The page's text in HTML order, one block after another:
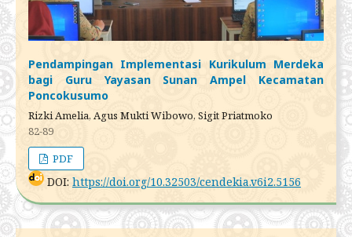
Pendampingan Implementasi Kurikulum Merdeka
bagi Guru Yayasan Sunan Ampel Kecamatan
Poncokusumo
Rizki Amelia, Agus Mukti Wibowo, Sigit Priatmoko
82-89
PDF
DOI: https://doi.org/10.32503/cendekia.v6i2.5156